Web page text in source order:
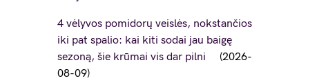
4 vėlyvos pomidorų veislės, nokstančios
iki pat spalio: kai kiti sodai jau baigę
sezoną, šie krūmai vis dar pilni
2026-
08-09